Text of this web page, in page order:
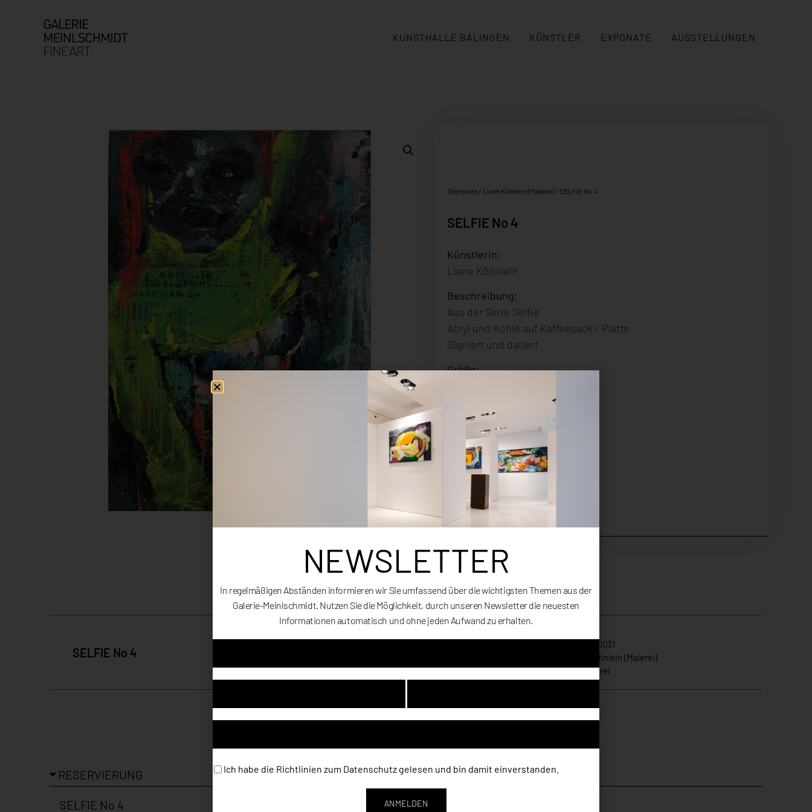
KUNSTHALLE BALINGEN KÜNSTLER EXPONATE AUSSTELLUNGEN
Startseite / Liane Köhnlein (Malerei) / SELFIE No 4
SELFIE No 4
Künstlerin:
Liane Köhnlein
Beschreibung:
Aus der Serie Selfie
Acryl und Kohle auf Kaffeesack / Platte
Signiert und datiert
Größe:
Erscheinungsdatum:
Preis:Auf Anfrage
SELFIE No 4
LKO031
Liane Köhnlein (Malerei)
TagsAbstract,Malerei
NEWSLETTER
In regelmäßigen Abständen informieren wir Sie umfassend über die wichtigsten Themen aus der
Galerie-Meinlschmidt. Nutzen Sie die Möglichkeit, durch unseren Newsletter die neuesten
Informationen automatisch und ohne jeden Aufwand zu erhalten.
Ich habe die Richtlinien zum Datenschutz gelesen und bin damit einverstanden.
ANMELDEN